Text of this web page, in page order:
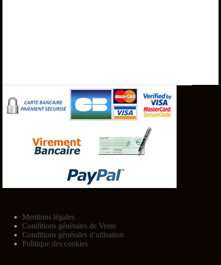
Mentions légales
Conditions générales de Vente
Conditions générales d’utlisation
Politique des cookies